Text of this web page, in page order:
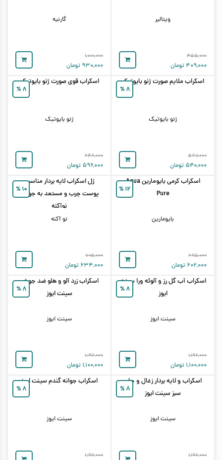
ویتالیر
۴۵۵,۰۰۰
۴۰۹,۰۰۰ تومان
گارنیه
۱,۰۰۰,۰۰۰
۹۳۰,۰۰۰ تومان
۸ %
اسکراب ملایم صورت ژنو بایوتیک
ژنو بایوتیک
۵۸۷,۰۰۰
۵۴۰,۰۰۰ تومان
۸ %
اسکراب قوی صورت ژنو بایوتیک
ژنو بایوتیک
۶۴۸,۰۰۰
۵۹۶,۰۰۰ تومان
۱۲ %
اسکراب کرمی بایومارین Aqua
Pure
بایومارین
۶۸۵,۰۰۰
۶۰۲,۰۰۰ تومان
۱۰ %
ژل اسکراب لایه بردار مناسب
پوست چرب و مستعد به جوش
نوآکنه
نو آکنه
۷۰۵,۰۰۰
۶۳۴,۰۰۰ تومان
۸ %
اسکراب آب گل رز و آلوئه ورا سینت
ایوز
سینت ایوز
۱,۱۹۶,۰۰۰
۱,۱۰۰,۰۰۰ تومان
۸ %
اسکراب زرد آلو و هلو ضد جوش
سینت ایوز
سینت ایوز
۱,۱۹۶,۰۰۰
۱,۱۰۰,۰۰۰ تومان
۸ %
اسکراب و لایه بردار زغال و چای
سبز سینت ایوز
سینت ایوز
۱,۱۹۶,۰۰۰
۸ %
اسکراب جوانه گندم سینت ایوز
سینت ایوز
۱,۱۹۶,۰۰۰